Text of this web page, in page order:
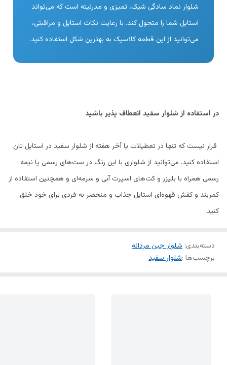
شلوار نماد سادگی شیک، تمیزی و مدرنیته است که می‌تواند
استایل شما را متحول کند. با رعایت نکات استایل و مراقبتی،
می‌توانید از این قطعه کلاسیک به بهترین شکل استفاده کنید.
در استفاده از شلوار سفید انعطاف پذیر باشید
قرار نیست که تنها در تعطیلات یا آخر هفته از شلوار سفید در استایل تان
استفاده کنید. می‌توانید از شلواری با این رنگ در ست‌های رسمی یا نیمه
رسمی همراه با بلیزر و کت‌های اسپرت آبی و سرمه‌ای و همچنین استفاده از
کمربند و کفش قهوه‌ای استایل جذاب و منحصر به فردی برای خود خلق
کنید.
دسته‌بندی: شلوار جین مردانه
برچسب‌ها :شلوار سفید